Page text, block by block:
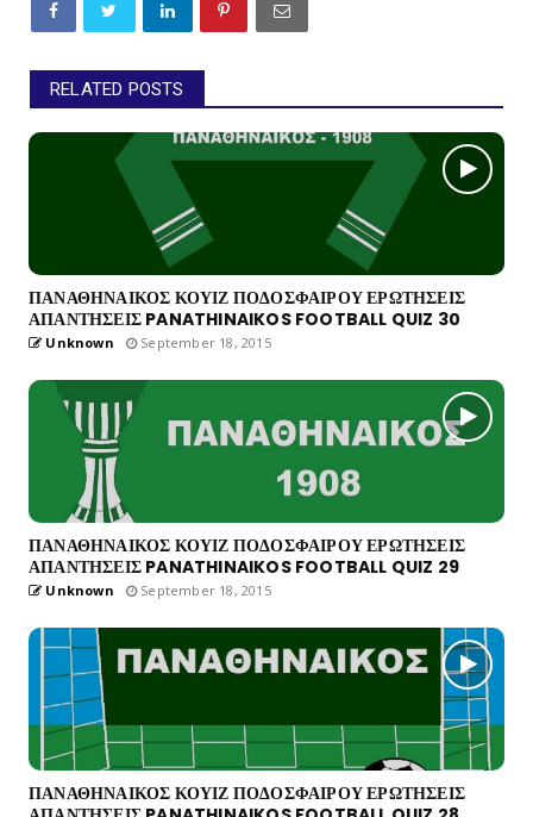
RELATED POSTS
ΠΑΝΑΘΗΝΑΙΚΟΣ ΚΟΥΙΖ ΠΟΔΟΣΦΑΙΡΟΥ ΕΡΩΤΗΣΕΙΣ
ΑΠΑΝΤΗΣΕΙΣ PANATHINAIKOS FOOTBALL QUIZ 30
Unknown September 18, 2015
ΠΑΝΑΘΗΝΑΙΚΟΣ ΚΟΥΙΖ ΠΟΔΟΣΦΑΙΡΟΥ ΕΡΩΤΗΣΕΙΣ
ΑΠΑΝΤΗΣΕΙΣ PANATHINAIKOS FOOTBALL QUIZ 29
Unknown September 18, 2015
ΠΑΝΑΘΗΝΑΙΚΟΣ ΚΟΥΙΖ ΠΟΔΟΣΦΑΙΡΟΥ ΕΡΩΤΗΣΕΙΣ